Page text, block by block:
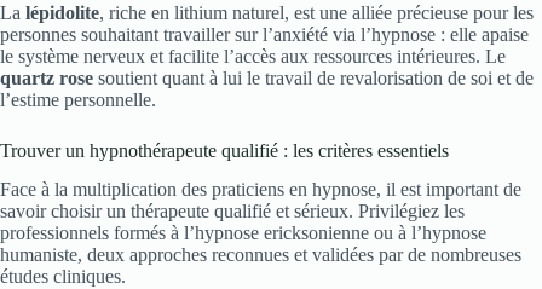
La lépidolite, riche en lithium naturel, est une alliée précieuse pour les
personnes souhaitant travailler sur l’anxiété via l’hypnose : elle apaise
le système nerveux et facilite l’accès aux ressources intérieures. Le
quartz rose soutient quant à lui le travail de revalorisation de soi et de
l’estime personnelle.
Trouver un hypnothérapeute qualifié : les critères essentiels
Face à la multiplication des praticiens en hypnose, il est important de
savoir choisir un thérapeute qualifié et sérieux. Privilégiez les
professionnels formés à l’hypnose ericksonienne ou à l’hypnose
humaniste, deux approches reconnues et validées par de nombreuses
études cliniques.